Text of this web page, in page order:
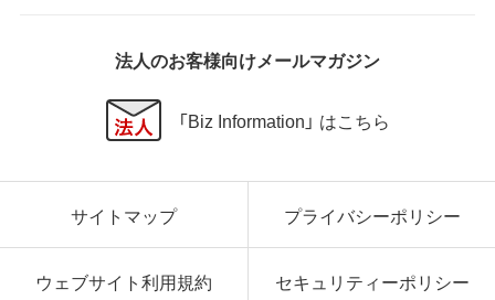
法人のお客様向けメールマガジン
「Biz Information」 はこちら
サイトマップ プライバシーポリシー
ウェブサイト利用規約 セキュリティーポリシー